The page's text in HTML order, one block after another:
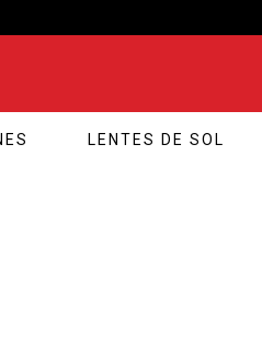
LENTES DE SOL